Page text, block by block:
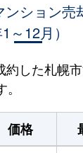
ション売
～12月）
約した札幌
価格